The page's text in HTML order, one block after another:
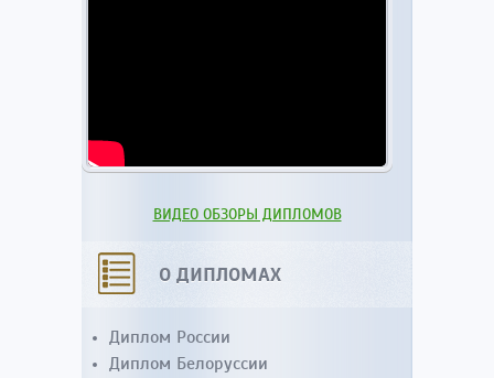
ВИДЕО ОБЗОРЫ ДИПЛОМОВ
О ДИПЛОМАХ
Диплом России
Диплом Белоруссии